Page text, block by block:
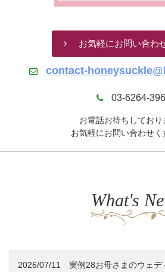
お気軽にお問い合わ
contact-
03-6264-
お電話お待ちしており
お気軽にお問い合わせく
What's
2026/07/11 実例28お母さまのウェ